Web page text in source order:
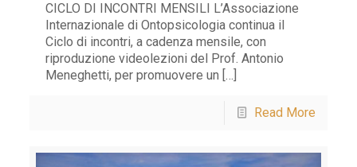
CICLO DI INCONTRI MENSILI L’Associazione
Internazionale di Ontopsicologia continua il
Ciclo di incontri, a cadenza mensile, con
riproduzione videolezioni del Prof. Antonio
Meneghetti, per promuovere un […]
Read More